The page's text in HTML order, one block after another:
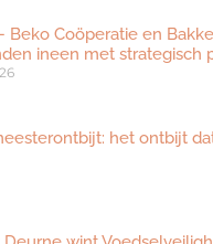
Beko Coöperatie en
ineen met strategisch
het ontbijt